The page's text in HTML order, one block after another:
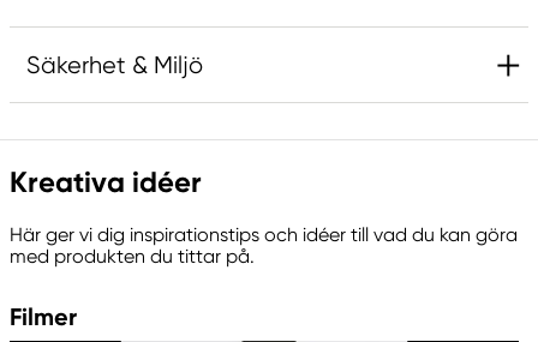
Säkerhet & Miljö
Ansvarig EU
Winsor & Newton
Östra Långgatan 87
61930 Trosa, Sweden
Kreativa idéer
Här ger vi dig inspirationstips och idéer till vad du kan göra
med produkten du tittar på.
Filmer